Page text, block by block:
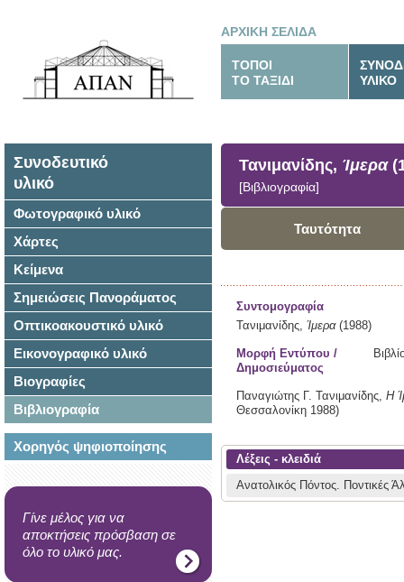
ΑΡΧΙΚΗ ΣΕΛΙΔΑ
ΤΟΠΟΙ
ΤΟ ΤΑΞΙΔΙ
ΥΛΙΚΟ
Συνοδευτικό
υλικό
Φωτογραφικό υλικό
Χάρτες
Κείμενα
Σημειώσεις Πανοράματος
Οπτικοακουστικό υλικό
Εικονογραφικό υλικό
Βιογραφίες
Βιβλιογραφία
Χορηγός ψηφιοποίησης
Γίνε μέλος για να
αποκτήσεις πρόσβαση σε
όλο το υλικό μας.
Τανιμανίδης, Ίμερα
[Βιβλιογραφία]
Ταυτότητα
Συντομογραφία
Τανιμανίδης, Ίμερα(1988)
Μορφή Εντύπου /
Δημοσιεύματος
Παναγιώτης Γ. Τανιμανίδης, Η
Θεσσαλονίκη 1988)
Λέξεις - κλειδιά
Ανατολικός Πόντος. Ποντικές